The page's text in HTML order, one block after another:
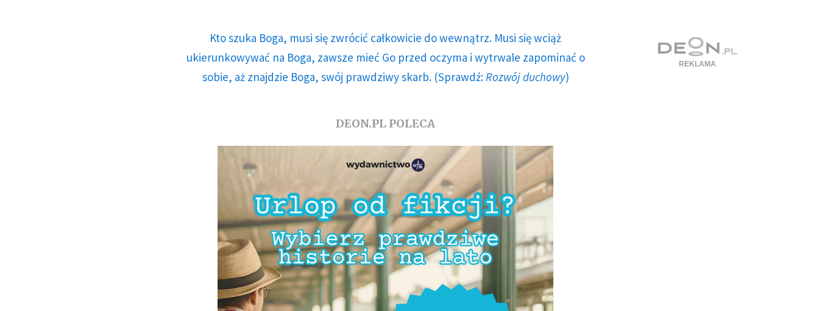
Kto szuka Boga, musi się zwrócić całkowicie do wewnątrz. Musi się wciąż
ukierunkowywać na Boga, zawsze mieć Go przed oczyma i wytrwale zapominać o
sobie, aż znajdzie Boga, swój prawdziwy skarb. (Sprawdź:Rozwój duchowy)
DEON.PL POLECA